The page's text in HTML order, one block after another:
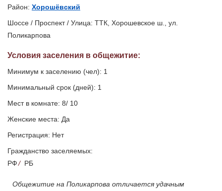
Район: Хорошёвский
Шоссе / Проспект / Улица: ТТК, Хорошевское ш., ул.
Поликарпова
Условия заселения в общежитие:
Минимум к заселению (чел): 1
Минимальный срок (дней): 1
Мест в комнате: 8/ 10
Женские места: Да
Регистрация: Нет
Гражданство заселяемых:
РФ/ РБ
Общежитие на Поликарпова отличается удачным